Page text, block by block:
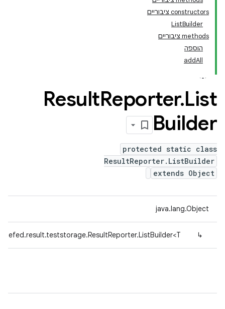
‫constructors ציבוריים
ListBuilder
‫methods ציבוריים
הוספה
addAll
ResultReporter.List
Builder
protected static class
ResultReporter.ListBuilder
extends Object
java.lang.Object
↳